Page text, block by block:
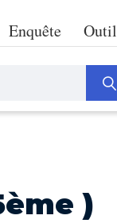
Enquête
)